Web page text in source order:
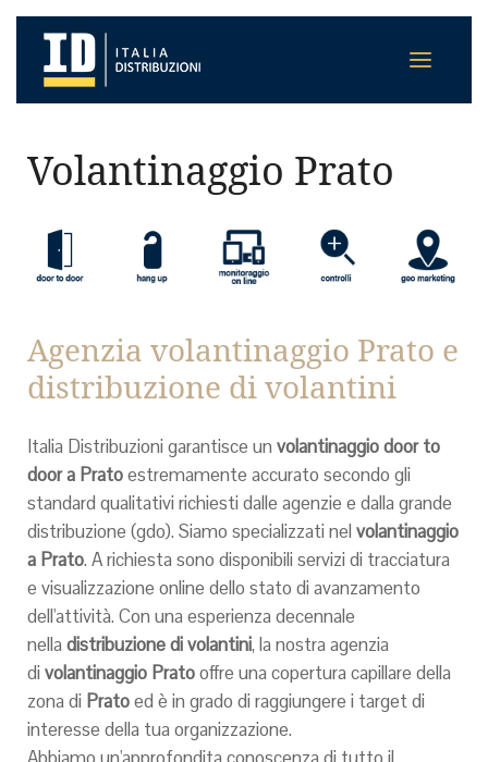
Volantinaggio Prato
Agenzia volantinaggio Prato e
distribuzione di volantini
Italia Distribuzioni garantisce un volantinaggio door to
door a Pratoestremamente accurato secondo gli
standard qualitativi richiesti dalle agenzie e dalla grande
distribuzione (gdo). Siamo specializzati nel volantinaggio
a Prato. A richiesta sono disponibili servizi di tracciatura
e visualizzazione online dello stato di avanzamento
dell'attività. Con una esperienza decennale
nella distribuzione di volantini, la nostra agenzia
di volantinaggio Pratooffre una copertura capillare della
zona di Pratoed è in grado di raggiungere i target di
interesse della tua organizzazione.
Abbiamo un'approfondita conoscenza di tutto il